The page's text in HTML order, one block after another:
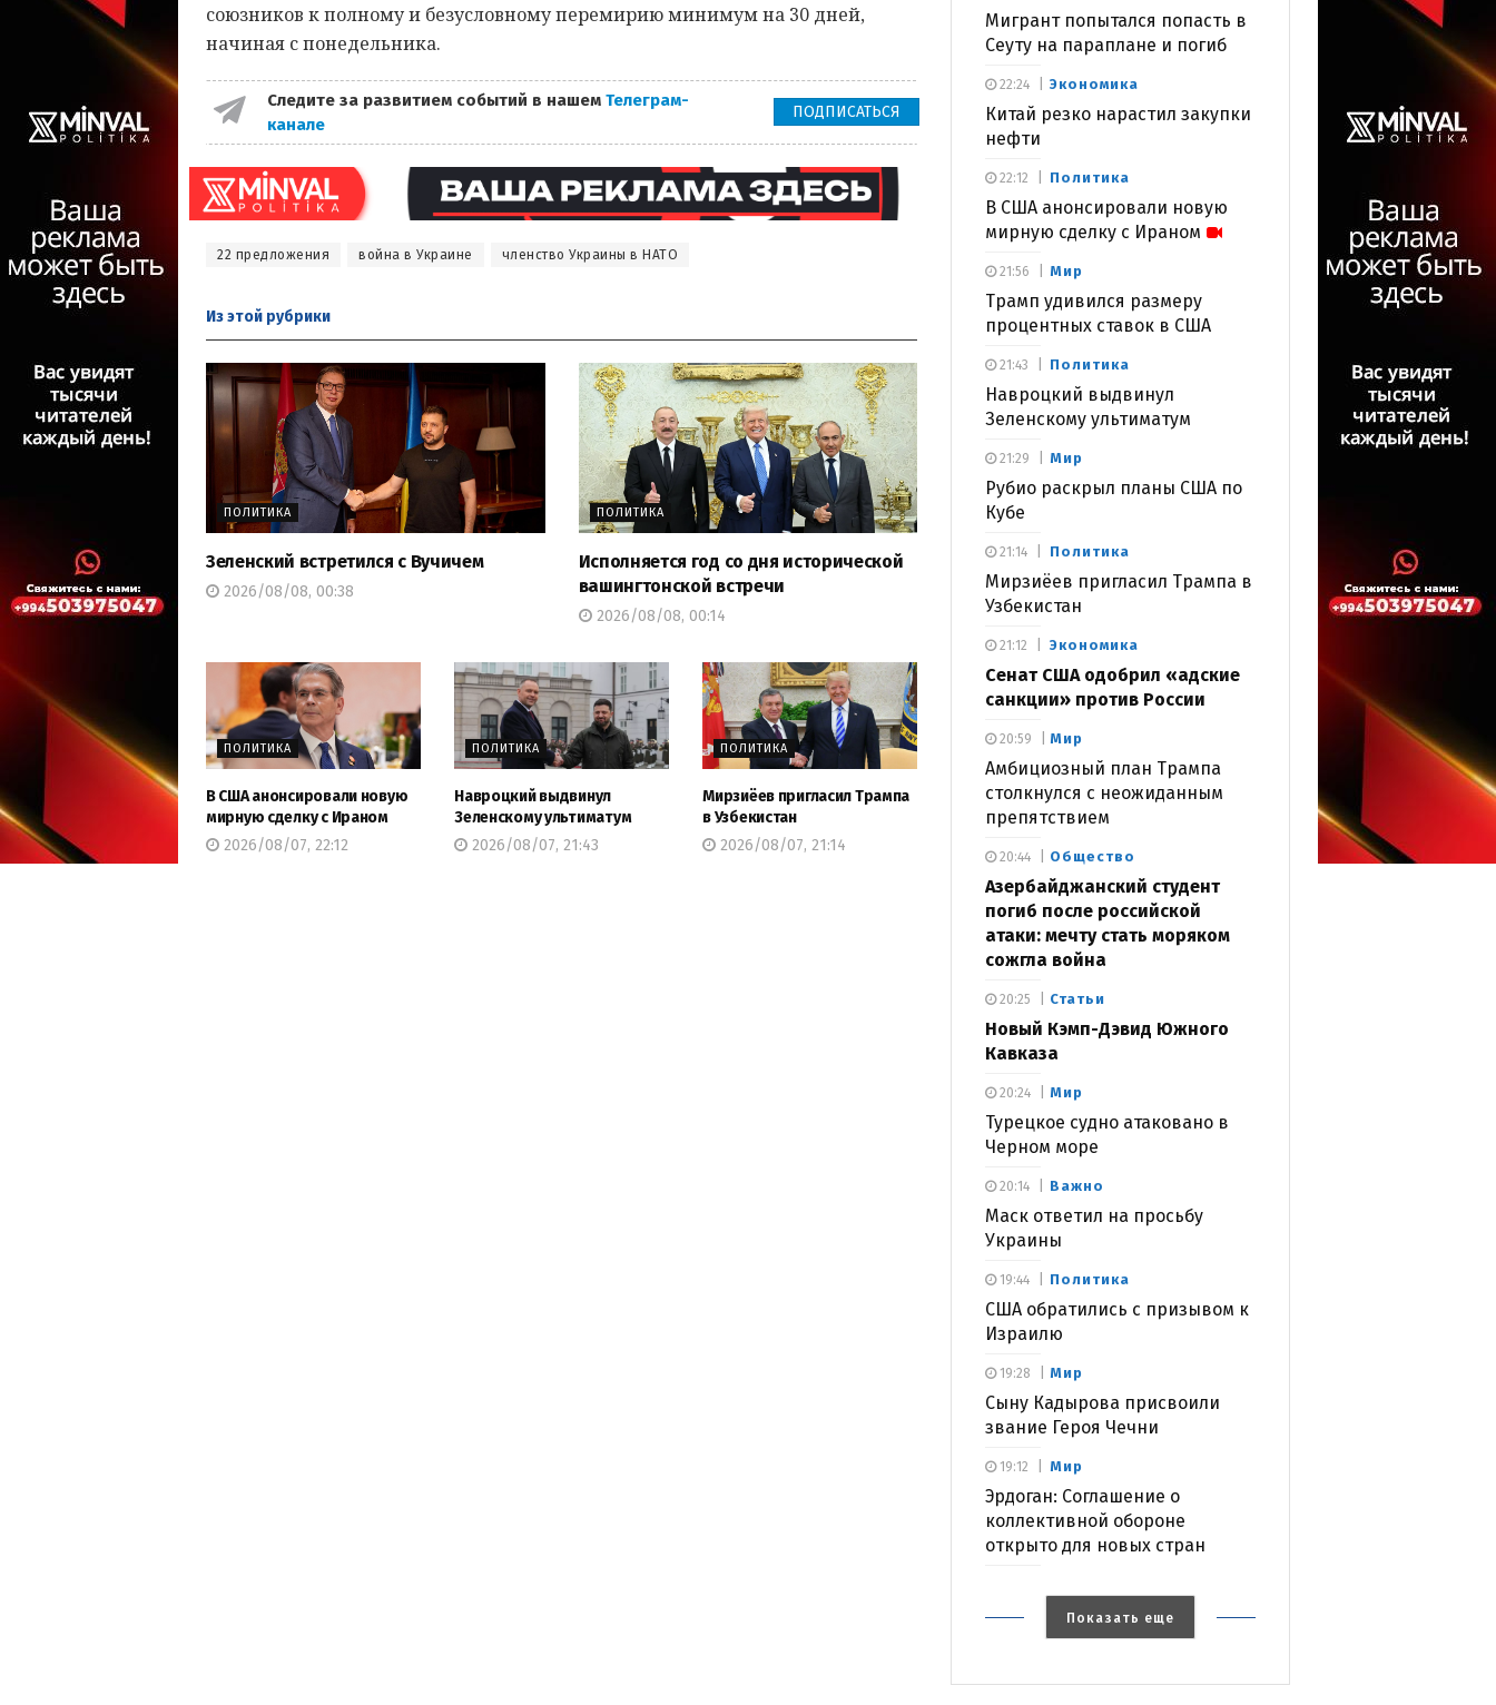
союзников к полному и безусловному перемирию минимум на 30 дней,
начиная с понедельника.
Следите за развитием событий в нашем Телеграм-
канале
ПОДПИСАТЬСЯ
22 предложения война в Украине членство Украины в НАТО
Из этой рубрики
ПОЛИТИКА
Зеленский встретился с Вучичем
2026/08/08, 00:38
ПОЛИТИКА
Исполняется год со дня исторической
вашингтонской встречи
2026/08/08, 00:14
ПОЛИТИКА
В США анонсировали новую
мирную сделку с Ираном
2026/08/07, 22:12
ПОЛИТИКА
Навроцкий выдвинул
Зеленскому ультиматум
2026/08/07, 21:43
ПОЛИТИКА
Мирзиёев пригласил Трампа
в Узбекистан
2026/08/07, 21:14
Мигрант попытался попасть в
Сеуту на параплане и погиб
Экономика
Китай резко нарастил закупки
нефти
22:24
Политика
В США анонсировали новую
мирную сделку с Ираном
22:12
Мир
Трамп удивился размеру
процентных ставок в США
21:56
Политика
Навроцкий выдвинул
Зеленскому ультиматум
21:43
Мир
Рубио раскрыл планы США по
Кубе
21:29
Политика
Мирзиёев пригласил Трампа в
Узбекистан
21:14
Экономика
Сенат США одобрил «адские
санкции» против России
21:12
Мир
Амбициозный план Трампа
столкнулся с неожиданным
препятствием
20:59
Общество
Азербайджанский студент
погиб после российской
атаки: мечту стать моряком
сожгла война
20:44
Статьи
Новый Кэмп-Дэвид Южного
Кавказа
20:25
Мир
Турецкое судно атаковано в
Черном море
20:24
Важно
Маск ответил на просьбу
Украины
20:14
Политика
США обратились с призывом к
Израилю
19:44
Мир
Сыну Кадырова присвоили
звание Героя Чечни
19:28
Мир
Эрдоган: Соглашение о
коллективной обороне
открыто для новых стран
19:12
Показать еще